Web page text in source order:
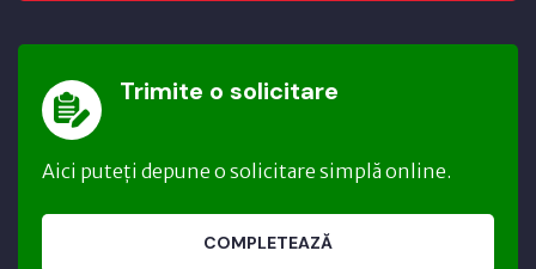
Trimite o solicitare
Aici puteți depune o solicitare simplă online.
COMPLETEAZĂ